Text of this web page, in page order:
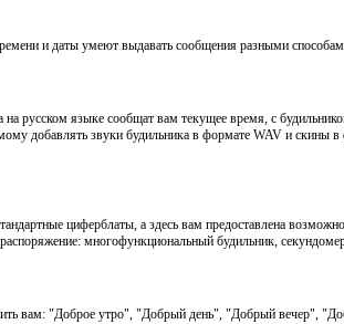
и даты умеют выдавать сообщения разными
русском языке сообщат вам текущее время, с
добавлять звуки будильника в формате WAV и
циферблаты, а здесь вам предоставлена
многофункциональный будильник,
вам: "Доброе утро", "Добрый день", "Добрый вечер",